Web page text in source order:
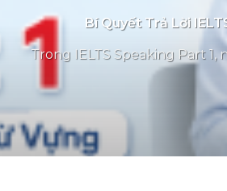
Bí Quyết Trả Lời
Trong IELTS Speaking Part